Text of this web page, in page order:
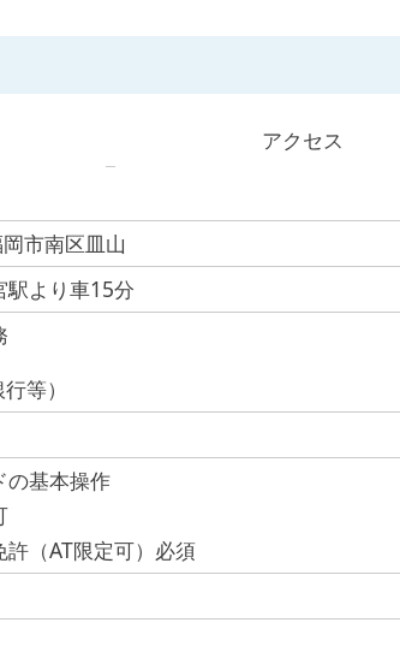
アクセス
市南区皿山
より車15分
等）
の基本操作
許（AT限定可）必須